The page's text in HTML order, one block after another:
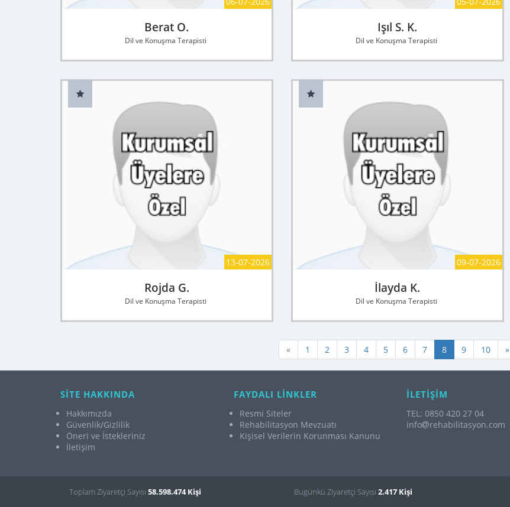
Berat O.
Dil ve Konuşma Terapisti
Işıl S. K.
Dil ve Konuşma Terapisti
13-07-2026
Rojda G.
Dil ve Konuşma Terapisti
09-07-2026
İlayda K.
Dil ve Konuşma Terapisti
« 1 2 3 4 5 6 7 8 9 10 »
SİTE HAKKINDA
Hakkımızda
Güvenlik/Gizlilik
Öneri ve İstekleriniz
İletişim
FAYDALI LİNKLER
Resmi Siteler
Rehabilitasyon Mevzuatı
Kişisel Verilerin Korunması Kanunu
İLETİŞİM
TEL: 0850 420 27 04
info
rehabilitasyon.com
Toplam Ziyaretçi Sayısı 58.598.474 Kişi Bugünkü Ziyaretçi Sayısı 2.417 Kişi